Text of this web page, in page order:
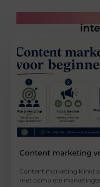
Content marketing
Content marketing klinkt
met complete